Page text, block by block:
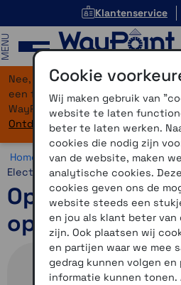
Klantenservice
Nee, je bent niet verdwaald!
een flinke upgrade gekregen.
WayPoint-service, maar dan in
Ontdek hier wat er allemaal
Home >Motor >Smartphone >
Electronica
Optiline haakse
oplaadkabel
Cookie
Wij maken gebruik van
website te laten
beter te laten werken.
cookies die nodig zijn
van de website, maken
analytische cookies.
cookies geven ons de
website steeds een
en jou als klant beter
zijn. Ook plaatsen wij
en partijen waar we mee
gedrag kunnen volgen en
informatie kunnen tonen.